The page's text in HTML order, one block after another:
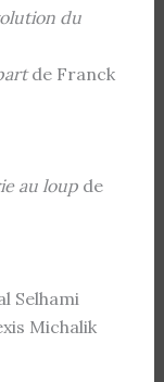
du
de Franck
au loupde
Selhami
Michalik